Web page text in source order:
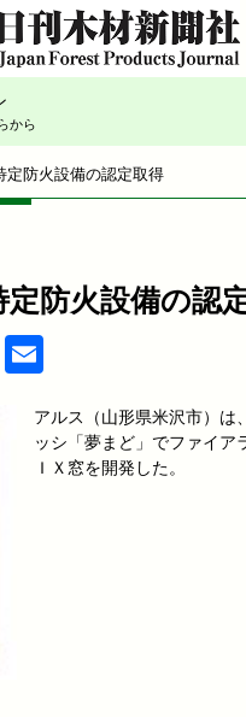
から
防火設備の認定取得
防火設備の認
Line
アルス（山形県米沢市）は
ッシ「夢まど」でファイア
ＩＸ窓を開発した。